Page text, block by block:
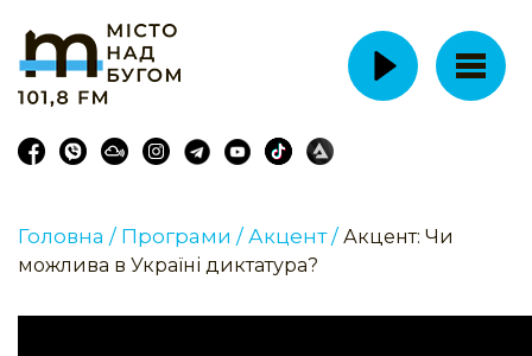
Головна / Програми / Акцент / Акцент: Чи
можлива в Україні диктатура?